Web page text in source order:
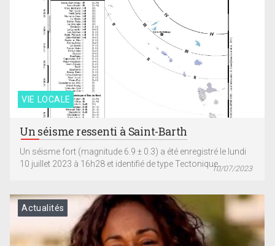
VIE LOCALE
Un séisme ressenti à Saint-Barth
Un séisme fort (magnitude 6.9 ± 0.3) a été enregistré le lundi
10 juillet 2023 à 16h28 et identifié de type Tectonique....10/07/2023
Actualités